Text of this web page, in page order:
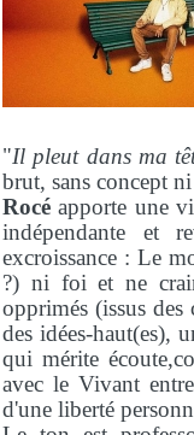
"Il pleut dans ma
brut, sans concept
Rocé apporte une
indépendante et
excroissance : Le
?) ni foi et ne
opprimés (issus
des idées-haut(es),
qui mérite
avec le Vivant
d'une liberté